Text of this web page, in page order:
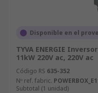
Disponible en el
TYVA ENERGIE
11kW 220V ac, 220V ac
Código RS 635-352
Nº ref. fabric.
Subtotal (1 unidad)